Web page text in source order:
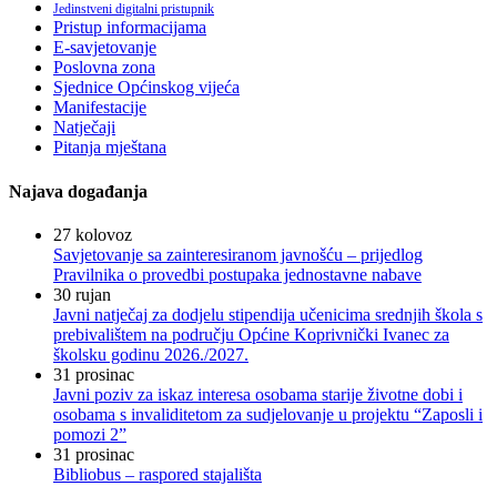
Jedinstveni digitalni pristupnik
Pristup informacijama
E-savjetovanje
Poslovna zona
Sjednice Općinskog vijeća
Manifestacije
Natječaji
Pitanja mještana
Najava događanja
27 kolovoz
Savjetovanje sa zainteresiranom javnošću – prijedlog
Pravilnika o provedbi postupaka jednostavne nabave
30 rujan
Javni natječaj za dodjelu stipendija učenicima srednjih škola s
prebivalištem na području Općine Koprivnički Ivanec za
školsku godinu 2026./2027.
31 prosinac
Javni poziv za iskaz interesa osobama starije životne dobi i
osobama s invaliditetom za sudjelovanje u projektu “Zaposli i
pomozi 2”
31 prosinac
Bibliobus – raspored stajališta